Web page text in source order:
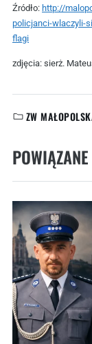
Źródło: http://
policjanci-wlaczyli-
flagi
zdjęcia: sierż.
KATEGORIE:
ZW